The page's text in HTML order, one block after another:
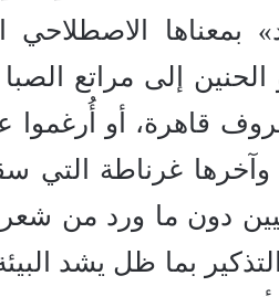
الاصطلاحي
الحنين إلى مراتع
قاهرة، أو أُرغموا
وآخرها غرناطة
دون ما ورد من
بما ظل يشد